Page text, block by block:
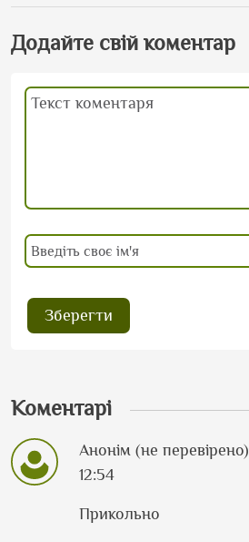
Додайте свій коментар
Коментарі
Анонім (не перевірено)
12:54
Прикольно